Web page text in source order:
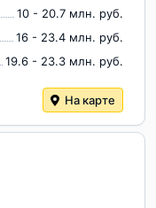
10 - 20.7 млн. руб.
16 - 23.4 млн. руб.
19.6 - 23.3 млн. руб.
На карте